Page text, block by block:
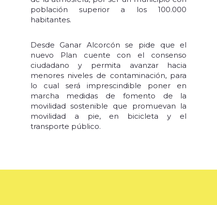
población superior a los 100.000
habitantes.
Desde Ganar Alcorcón se pide que el
nuevo Plan cuente con el consenso
ciudadano y permita avanzar hacia
menores niveles de contaminación, para
lo cual será imprescindible poner en
marcha medidas de fomento de la
movilidad sostenible que promuevan la
movilidad a pie, en bicicleta y el
transporte público.